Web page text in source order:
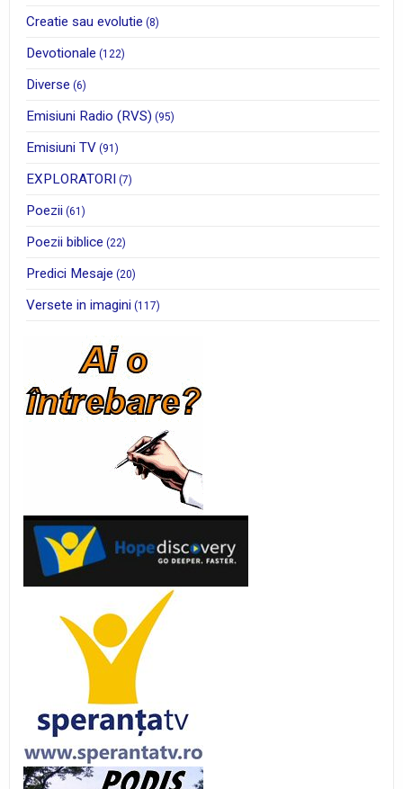
Creatie sau evolutie (8)
Devotionale (122)
Diverse (6)
Emisiuni Radio (RVS) (95)
Emisiuni TV (91)
EXPLORATORI (7)
Poezii (61)
Poezii biblice (22)
Predici Mesaje (20)
Versete in imagini (117)